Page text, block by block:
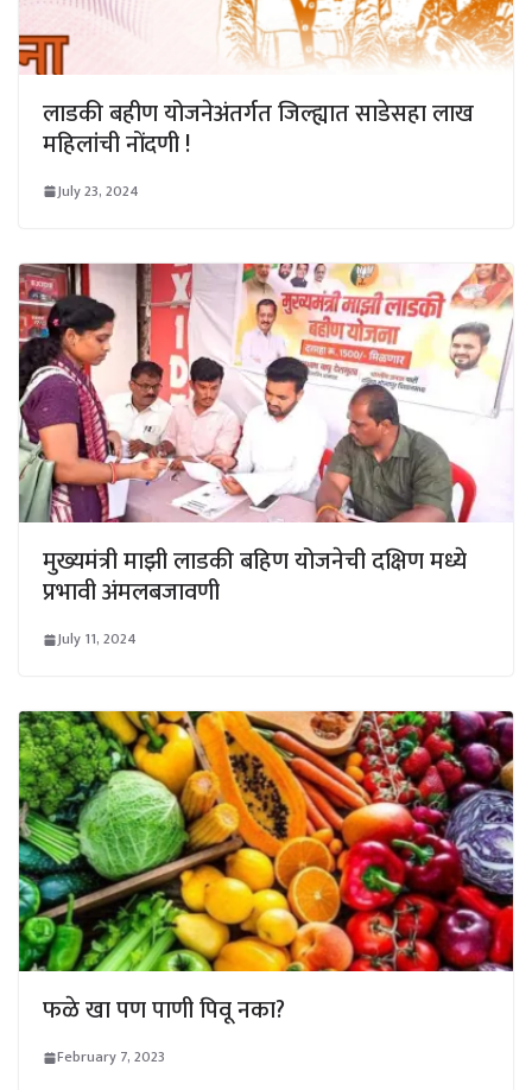
लाडकी बहीण योजनेअंतर्गत जिल्ह्यात साडेसहा लाख
महिलांची नोंदणी !
July 23, 2024
मुख्यमंत्री माझी लाडकी बहिण योजनेची दक्षिण मध्ये
प्रभावी अंमलबजावणी
July 11, 2024
फळे खा पण पाणी पिवू नका?
February 7, 2023